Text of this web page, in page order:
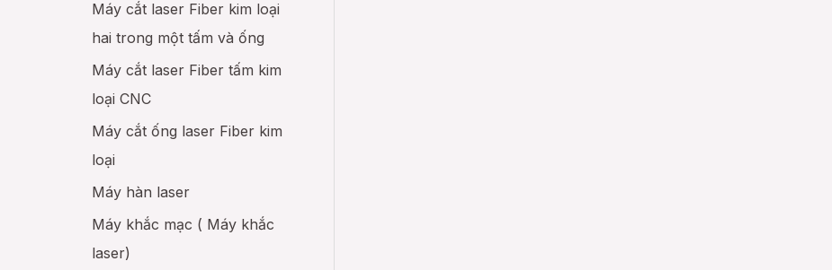
Máy cắt laser Fiber kim loại
hai trong một tấm và ống
Máy cắt laser Fiber tấm kim
loại CNC
Máy cắt ống laser Fiber kim
loại
Máy hàn laser
Máy khắc mạc ( Máy khắc
laser)